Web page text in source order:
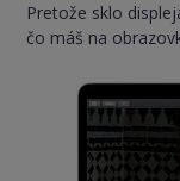
Pretože sklo
čo máš na